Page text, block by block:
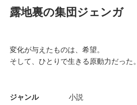
露地裏の集団ジェンガ
変化が与えたものは、希望。
そして、ひとりで生きる原動力だった。
ジャンル 小説